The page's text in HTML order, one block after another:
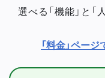
選べる「機能」と
「料金」ペー